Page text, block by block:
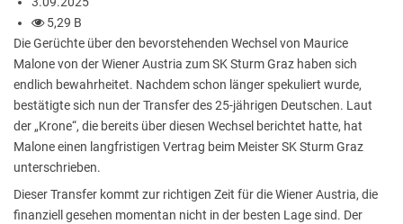
5,29 B
Die Gerüchte über den bevorstehenden Wechsel von Maurice
Malone von der Wiener Austria zum SK Sturm Graz haben sich
endlich bewahrheitet. Nachdem schon länger spekuliert wurde,
bestätigte sich nun der Transfer des 25-jährigen Deutschen. Laut
der „Krone“, die bereits über diesen Wechsel berichtet hatte, hat
Malone einen langfristigen Vertrag beim Meister SK Sturm Graz
unterschrieben.
Dieser Transfer kommt zur richtigen Zeit für die Wiener Austria, die
finanziell gesehen momentan nicht in der besten Lage sind. Der